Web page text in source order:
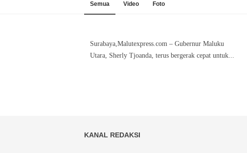
Semua Video Foto
​Surabaya,Malutexpress.com – Gubernur Maluku
Utara, Sherly Tjoanda, terus bergerak cepat untuk...
KANAL REDAKSI